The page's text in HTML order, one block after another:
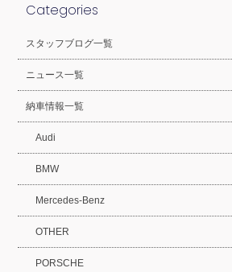
Categories
スタッフブログ一覧
ニュース一覧
納車情報一覧
Audi
BMW
Mercedes-Benz
OTHER
PORSCHE